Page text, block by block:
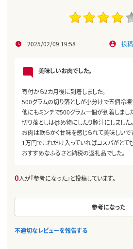
2025/02/09 19:58 投
美味しいお肉でした。
寄付から2カ月後に到着しました。
500グラムの切り落としが小分けで五個冷凍
他にもミンチで500グラム一個が到着しました
切り落としは炒め物にしたり豚汁にしました。
お肉は軟らかく甘味を感じられて美味しいで
1万円でこれだけ入っていればコスパがとて
おすすめなふるさと納税の返礼品でした。
0人が『参考になった』と投稿しています。
参考になった
不適切なレビューを報告する